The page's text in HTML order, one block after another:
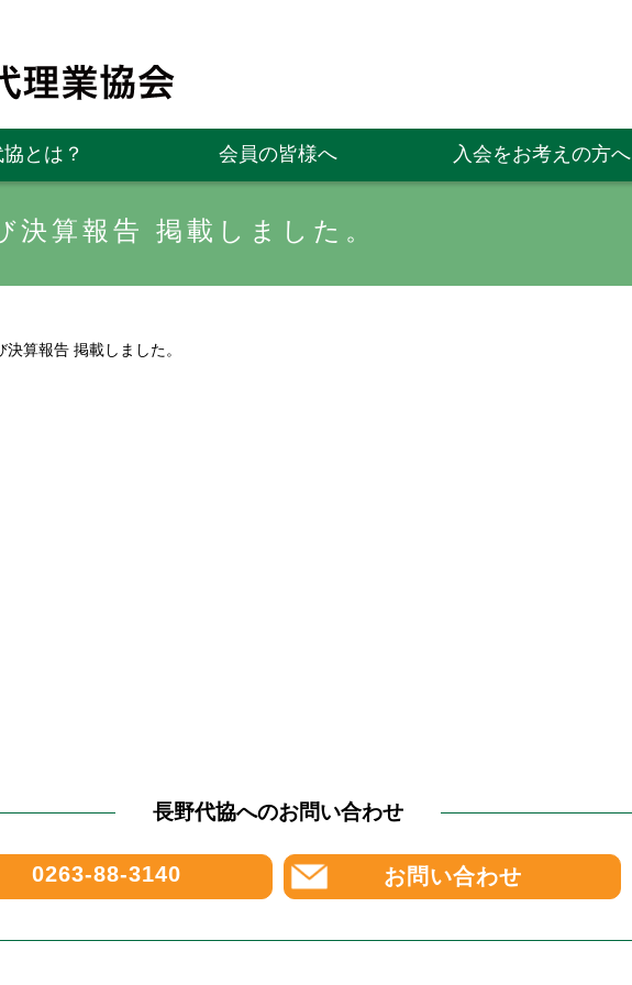
とは？ 会員の皆様へ 入会をお考えの方へ
算報告 掲載しました。
算報告 掲載しました。
0263-88-3140 お問い合わせ
長野代協へのお問い合わせ